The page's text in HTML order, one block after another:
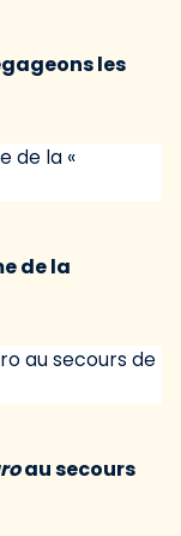
les
de la
au secours